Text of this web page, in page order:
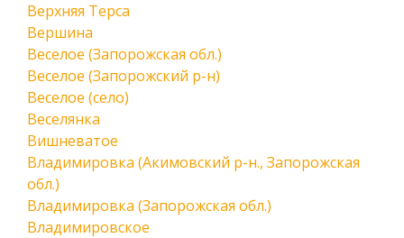
Верхняя Терса
Вершина
Веселое (Запорожская обл.)
Веселое (Запорожский р-н)
Веселое (село)
Веселянка
Вишневатое
Владимировка (Акимовский р-н., Запорожская
обл.)
Владимировка (Запорожская обл.)
Владимировское